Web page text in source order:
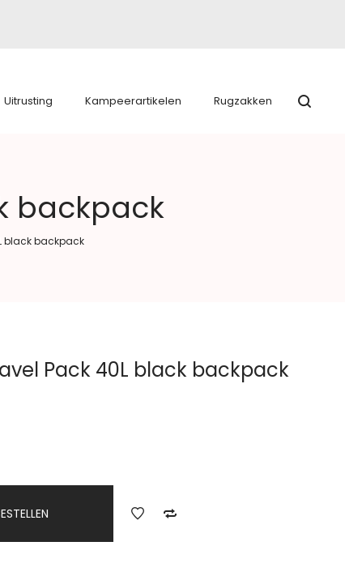
Uitrusting Kampeerartikelen Rugzakken
backpack
black backpack
Pack 40L black backpack